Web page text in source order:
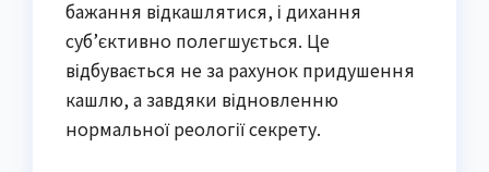
бажання відкашлятися, і дихання
суб’єктивно полегшується. Це
відбувається не за рахунок придушення
кашлю, а завдяки відновленню
нормальної реології секрету.